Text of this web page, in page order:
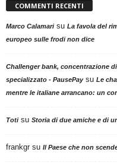
COMMENTI RECENTI
Marco Calamarisu La favola del
europeo sulle frodi non dice
Challenger bank, concentrazione
specializzato - PausePaysu Le
mentre le italiane arrancano: un
Totisu Storia di due amiche e di
frankgr su Il Paese che non